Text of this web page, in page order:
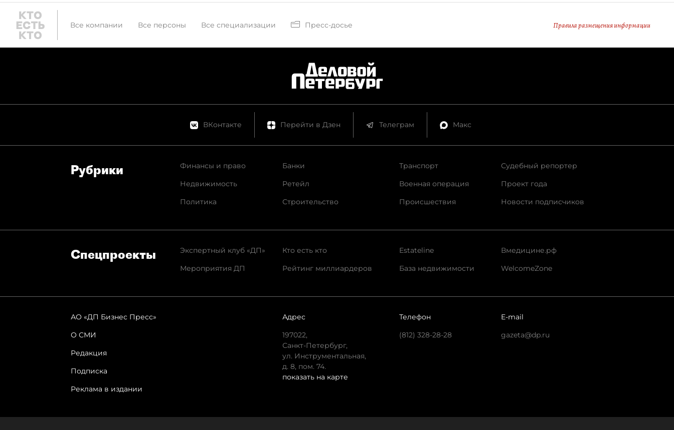
Все компании Все персоны Все специализации Пресс-досье Правила размещения информации
ВКонтакте Перейти в Дзен Телеграм Макс
Рубрики
Финансы и право
Недвижимость
Политика
Банки
Ретейл
Строительство
Транспорт
Военная операция
Происшествия
Судебный репортер
Проект года
Новости подписчиков
Спец­проекты
Экспертный клуб «ДП»
Мероприятия ДП
Кто есть кто
Рейтинг миллиардеров
Estateline
База недвижимости
Вмедицине.рф
WelcomeZone
АО «ДП Бизнес Пресс»
О СМИ
Редакция
Подписка
Реклама в издании
Адрес
197022,
Санкт-Петербург,
ул. Инструментальная,
д. 8, пом. 74.
показать на карте
Телефон
(812) 328-28-28
E-mail
gazeta@dp.ru